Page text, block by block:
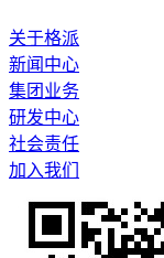
关于格派
新闻中心
集团业务
研发中心
社会责任
加入我们